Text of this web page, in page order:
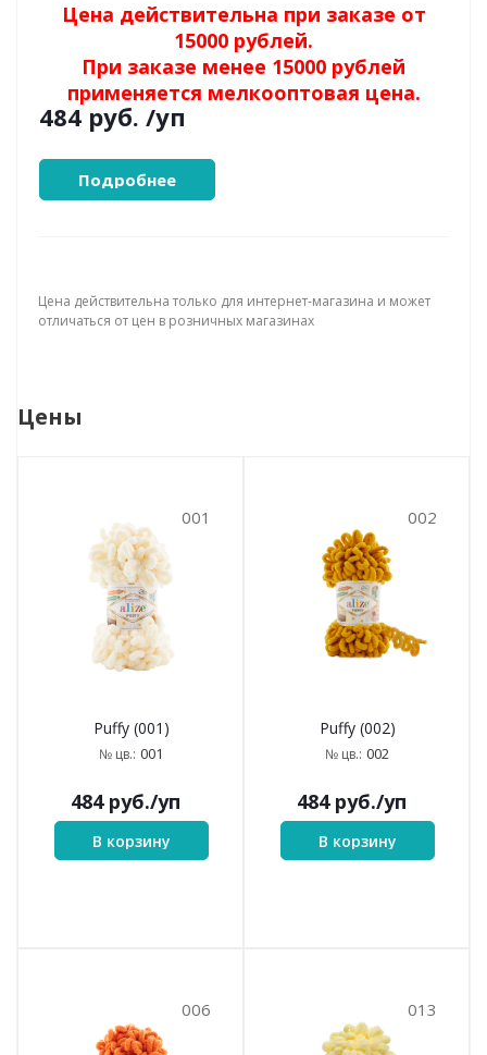
Цена действительна при заказе от
15000 рублей.
При заказе менее 15000 рублей
применяется мелкооптовая цена.
484 руб. /уп
Подробнее
Цена действительна только для интернет-магазина и может
отличаться от цен в розничных магазинах
Цены
001
Puffy (001)
№ цв.: 001
484руб./уп
В корзину
002
Puffy (002)
№ цв.: 002
484руб./уп
В корзину
006 013